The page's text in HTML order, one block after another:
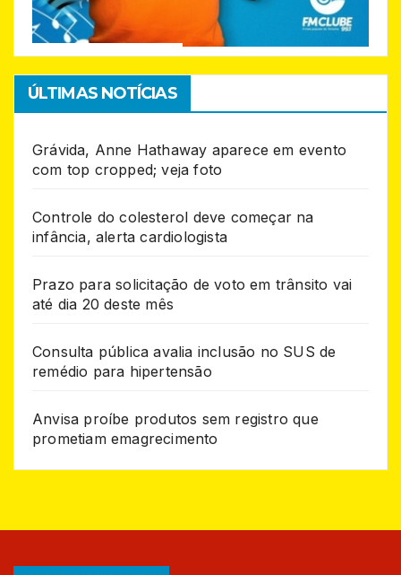
ÚLTIMAS NOTÍCIAS
Grávida, Anne Hathaway aparece em evento
com top cropped; veja foto
Controle do colesterol deve começar na
infância, alerta cardiologista
Prazo para solicitação de voto em trânsito vai
até dia 20 deste mês
Consulta pública avalia inclusão no SUS de
remédio para hipertensão
Anvisa proíbe produtos sem registro que
prometiam emagrecimento